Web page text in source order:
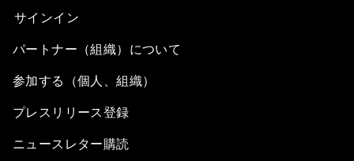
サインイン
パートナー（組織）について
参加する（個人、組織）
プレスリリース登録
ニュースレター購読